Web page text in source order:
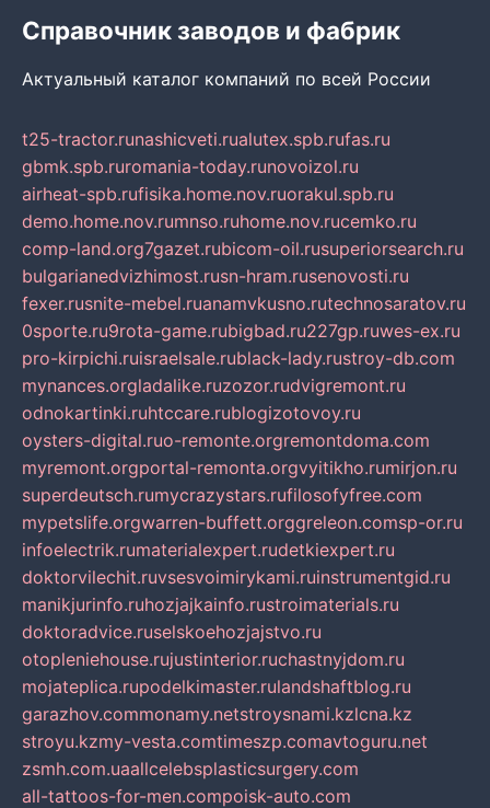
Справочник заводов и фабрик
Актуальный каталог компаний по всей России
t25-tractor.runashicveti.rualutex.spb.rufas.ru
gbmk.spb.ruromania-today.runovoizol.ru
airheat-spb.rufisika.home.nov.ruorakul.spb.ru
demo.home.nov.rumnso.ruhome.nov.rucemko.ru
comp-land.org7gazet.rubicom-oil.rusuperiorsearch.ru
bulgarianedvizhimost.rusn-hram.rusenovosti.ru
fexer.rusnite-mebel.ruanamvkusno.rutechnosaratov.ru
0sporte.ru9rota-game.rubigbad.ru227gp.ruwes-ex.ru
pro-kirpichi.ruisraelsale.rublack-lady.rustroy-db.com
mynances.orgladalike.ruzozor.rudvigremont.ru
odnokartinki.ruhtccare.rublogizotovoy.ru
oysters-digital.ruo-remonte.orgremontdoma.com
myremont.orgportal-remonta.orgvyitikho.rumirjon.ru
superdeutsch.rumycrazystars.rufilosofyfree.com
mypetslife.orgwarren-buffett.orggreleon.comsp-or.ru
infoelectrik.rumaterialexpert.rudetkiexpert.ru
doktorvilechit.ruvsesvoimirykami.ruinstrumentgid.ru
manikjurinfo.ruhozjajkainfo.rustroimaterials.ru
doktoradvice.ruselskoehozjajstvo.ru
otopleniehouse.rujustinterior.ruchastnyjdom.ru
mojateplica.rupodelkimaster.rulandshaftblog.ru
garazhov.commonamy.netstroysnami.kzlcna.kz
stroyu.kzmy-vesta.comtimeszp.comavtoguru.net
zsmh.com.uaallcelebsplasticsurgery.com
all-tattoos-for-men.compoisk-auto.com